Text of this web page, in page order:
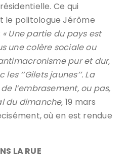
Ce qui
le politologue Jérôme
« Une partie du pays est
une colère sociale ou
pur et dur,
‘’Gilets jaunes’’. La
l’embrasement, ou pas,
du dimanche, 19 mars
où en est rendue
LA RUE